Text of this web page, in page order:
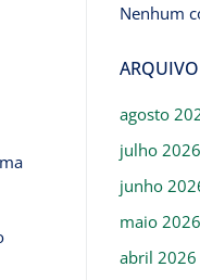
Nenhum
ARQUIVO
agosto
julho 2026
junho
maio 2026
abril 2026